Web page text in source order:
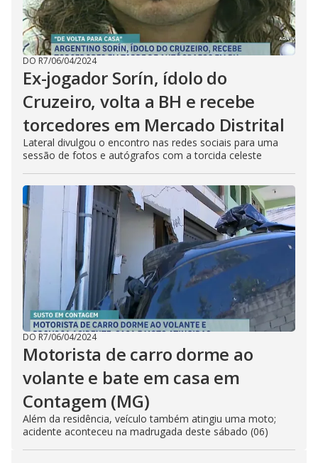
DO R7/06/04/2024
Ex-jogador Sorín, ídolo do
Cruzeiro, volta a BH e recebe
torcedores em Mercado Distrital
Lateral divulgou o encontro nas redes sociais para uma
sessão de fotos e autógrafos com a torcida celeste
DO R7/06/04/2024
Motorista de carro dorme ao
volante e bate em casa em
Contagem (MG)
Além da residência, veículo também atingiu uma moto;
acidente aconteceu na madrugada deste sábado (06)